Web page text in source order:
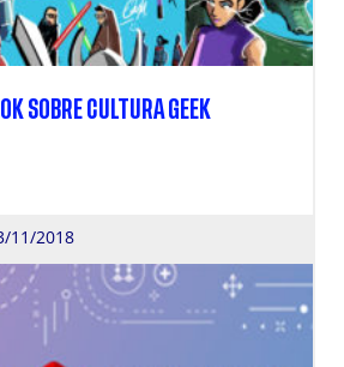
SOBRE CULTURA GEEK
11/2018